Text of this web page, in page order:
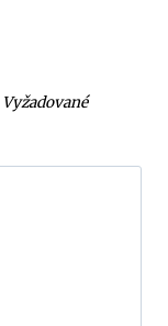
Vyžadované